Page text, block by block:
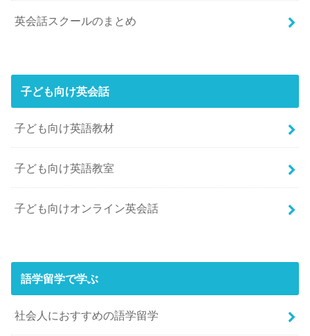
英会話スクールのまとめ
子ども向け英会話
子ども向け英語教材
子ども向け英語教室
子ども向けオンライン英会話
語学留学で学ぶ
社会人におすすめの語学留学